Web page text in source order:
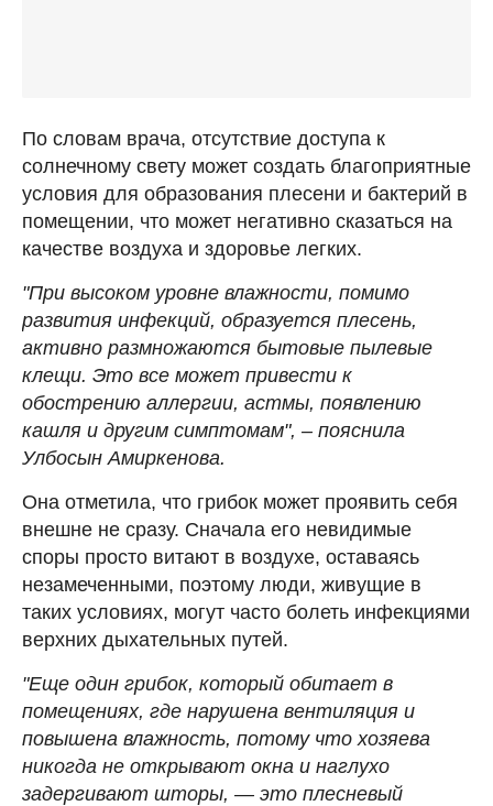
По словам врача, отсутствие доступа к
солнечному свету может создать благоприятные
условия для образования плесени и бактерий в
помещении, что может негативно сказаться на
качестве воздуха и здоровье легких.
"При высоком уровне влажности, помимо
развития инфекций, образуется плесень,
активно размножаются бытовые пылевые
клещи. Это все может привести к
обострению аллергии, астмы, появлению
кашля и другим симптомам", – пояснила
Улбосын Амиркенова.
Она отметила, что грибок может проявить себя
внешне не сразу. Сначала его невидимые
споры просто витают в воздухе, оставаясь
незамеченными, поэтому люди, живущие в
таких условиях, могут часто болеть инфекциями
верхних дыхательных путей.
"Еще один грибок, который обитает в
помещениях, где нарушена вентиляция и
повышена влажность, потому что хозяева
никогда не открывают окна и наглухо
задергивают шторы, — это плесневый